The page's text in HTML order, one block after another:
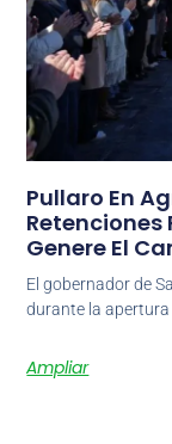
Pullaro En
Retenciones
Genere El
El gobernador de
durante la apertura
Ampliar